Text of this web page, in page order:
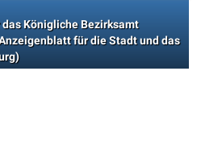
Königliche Bezirksamt
für die Stadt und das